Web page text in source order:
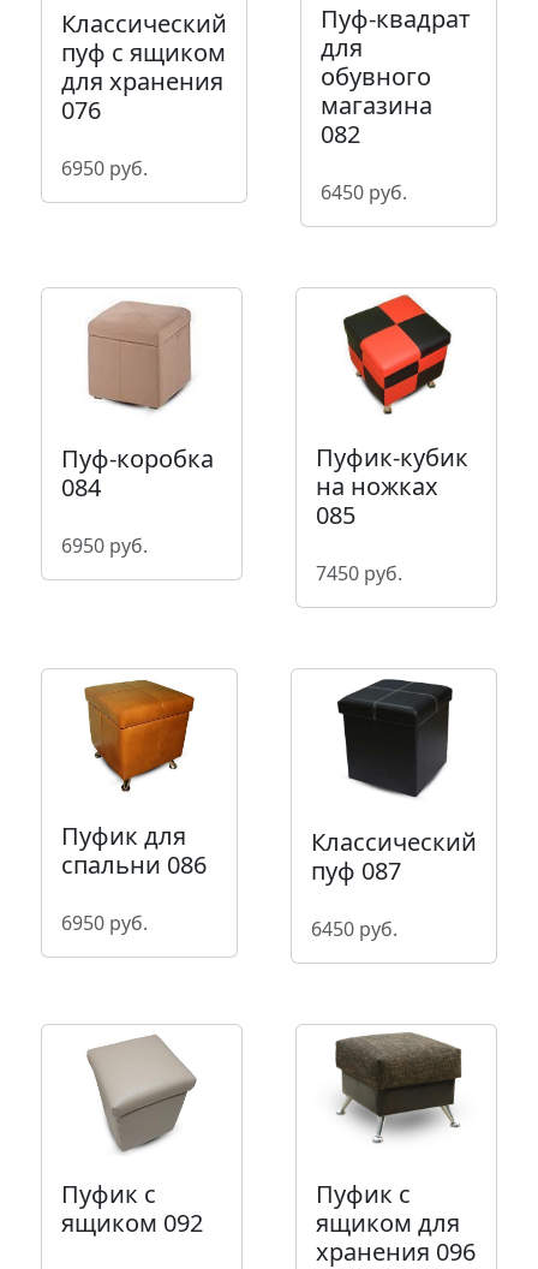
Классический
пуф с ящиком
для хранения
076
6950 руб.
Пуф-квадрат
для
обувного
магазина
082
6450 руб.
Пуф-коробка
084
6950 руб.
Пуфик-кубик
на ножках
085
7450 руб.
Пуфик для
спальни 086
6950 руб.
Классический
пуф 087
6450 руб.
Пуфик с
ящиком 092
Пуфик с
ящиком для
хранения 096